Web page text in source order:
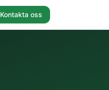
Kontakta oss